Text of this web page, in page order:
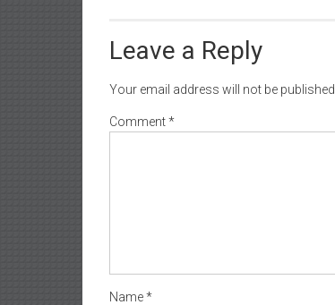
Leave a Reply
Your email address will not be published.
Comment*
Name*